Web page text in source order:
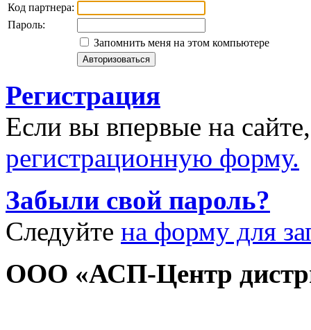
Код партнера:
Пароль:
Запомнить меня на этом компьютере
Регистрация
Если вы впервые на
регистрационную форму.
Забыли свой пароль?
Следуйте на форму для
ООО «АСП-Центр